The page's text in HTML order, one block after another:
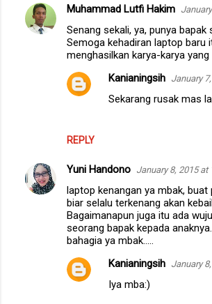
Muhammad Lutfi Hakim
Senang sekali, ya, punya bapak
Semoga kehadiran laptop baru
menghasilkan karya-karya
REPLY
Kanianingsih January
Sekarang rusak mas
Yuni Handono January 8, 2015 at
laptop kenangan ya mbak, buat
biar selalu terkenang akan
Bagaimanapun juga itu ada
seorang bapak kepada
bahagia ya mbak.....
Kanianingsih January
Iya mba:)